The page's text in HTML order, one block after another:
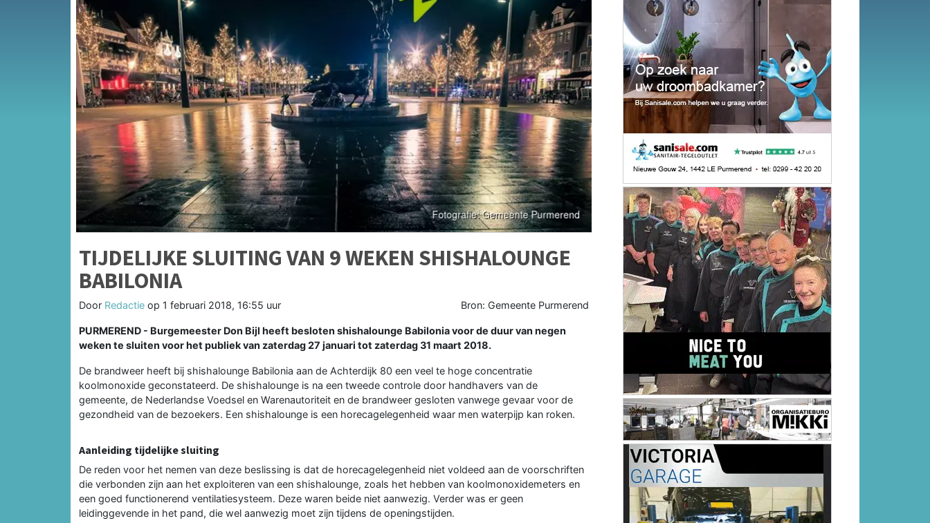
TIJDELIJKE SLUITING VAN 9 WEKEN SHISHALOUNGE
BABILONIA
Door Redactie op 1 februari 2018, 16:55 uur Bron: Gemeente Purmerend
PURMEREND - Burgemeester Don Bijl heeft besloten shishalounge Babilonia voor de duur van negen
weken te sluiten voor het publiek van zaterdag 27 januari tot zaterdag 31 maart 2018.
De brandweer heeft bij shishalounge Babilonia aan de Achterdijk 80 een veel te hoge concentratie
koolmonoxide geconstateerd. De shishalounge is na een tweede controle door handhavers van de
gemeente, de Nederlandse Voedsel en Warenautoriteit en de brandweer gesloten vanwege gevaar voor de
gezondheid van de bezoekers. Een shishalounge is een horecagelegenheid waar men waterpijp kan roken.
Aanleiding tijdelijke sluiting
De reden voor het nemen van deze beslissing is dat de horecagelegenheid niet voldeed aan de voorschriften
die verbonden zijn aan het exploiteren van een shishalounge, zoals het hebben van koolmonoxidemeters en
een goed functionerend ventilatiesysteem. Deze waren beide niet aanwezig. Verder was er geen
leidinggevende in het pand, die wel aanwezig moet zijn tijdens de openingstijden.